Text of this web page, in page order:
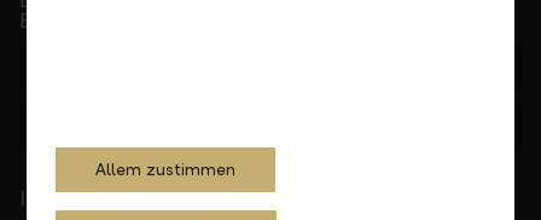
In Ihrer Nähe
Allem zustimmen